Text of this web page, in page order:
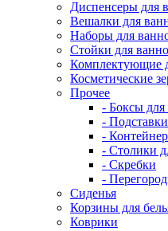
Диспенсеры для
Вешалки для
Наборы для
Стойки для
Комплектующие
Косметические
Прочее
- Боксы для
-
-
- Столики
- Скребки
-
Сиденья
Корзины для
Коврики